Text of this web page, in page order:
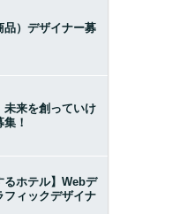
品）デザイナー募
未来を創っていけ
！
るホテル】Webデ
フィックデザイナ